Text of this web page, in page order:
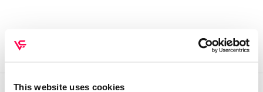
This website uses cookies